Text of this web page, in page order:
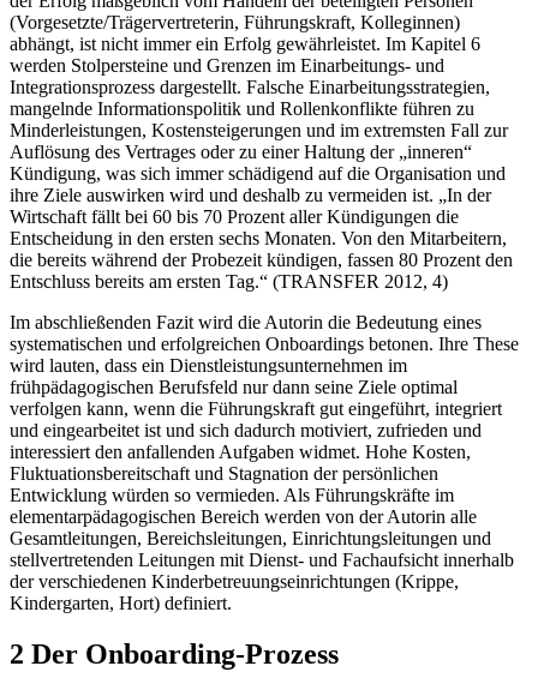
(Vorgesetzte/Trägervertreterin, Führungskraft, Kolleginnen)
abhängt, ist nicht immer ein Erfolg gewährleistet. Im Kapitel 6
werden Stolpersteine und Grenzen im Einarbeitungs- und
Integrationsprozess dargestellt. Falsche Einarbeitungsstrategien,
mangelnde Informationspolitik und Rollenkonflikte führen zu
Minderleistungen, Kostensteigerungen und im extremsten Fall zur
Auflösung des Vertrages oder zu einer Haltung der „inneren“
Kündigung, was sich immer schädigend auf die Organisation und
ihre Ziele auswirken wird und deshalb zu vermeiden ist. „In der
Wirtschaft fällt bei 60 bis 70 Prozent aller Kündigungen die
Entscheidung in den ersten sechs Monaten. Von den Mitarbeitern,
die bereits während der Probezeit kündigen, fassen 80 Prozent den
Entschluss bereits am ersten Tag.“ (TRANSFER 2012, 4)
Im abschließenden Fazit wird die Autorin die Bedeutung eines
systematischen und erfolgreichen Onboardings betonen. Ihre These
wird lauten, dass ein Dienstleistungsunternehmen im
frühpädagogischen Berufsfeld nur dann seine Ziele optimal
verfolgen kann, wenn die Führungskraft gut eingeführt, integriert
und eingearbeitet ist und sich dadurch motiviert, zufrieden und
interessiert den anfallenden Aufgaben widmet. Hohe Kosten,
Fluktuationsbereitschaft und Stagnation der persönlichen
Entwicklung würden so vermieden. Als Führungskräfte im
elementarpädagogischen Bereich werden von der Autorin alle
Gesamtleitungen, Bereichsleitungen, Einrichtungsleitungen und
stellvertretenden Leitungen mit Dienst- und Fachaufsicht innerhalb
der verschiedenen Kinderbetreuungseinrichtungen (Krippe,
Kindergarten, Hort) definiert.
2 Der Onboarding-Prozess